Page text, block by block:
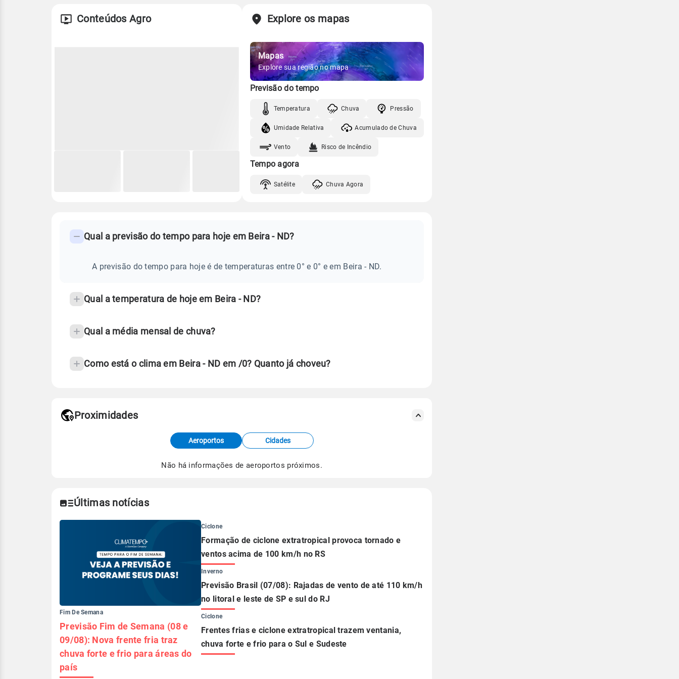
Conteúdos Agro Explore os mapas
Mapas
Explore sua região no mapa
Previsão do tempo
Temperatura Chuva Pressão
Umidade Relativa Acumulado de Chuva
Vento Risco de Incêndio
Tempo agora
Satélite Chuva Agora
PREVISÃO
frequentes
chuva
Qual a previsão do tempo para hoje em Beira - ND?
A previsão do tempo para hoje é de temperaturas entre 0° e 0° e em Beira - ND.
Qual a temperatura de hoje em Beira - ND?
Qual a média mensal de chuva?
Como está o clima em Beira - ND em /0? Quanto já choveu?
de Tempo e Estudos Climáticos (CPTEC).
Proximidades
Aeroportos Cidades
Não há informações de aeroportos próximos.
Últimas notícias
Fim De Semana
Previsão Fim de Semana (08 e
09/08): Nova frente fria traz
chuva forte e frio para áreas do
país
Ciclone
Formação de ciclone extratropical provoca tornado e
ventos acima de 100 km/h no RS
Inverno
Previsão Brasil (07/08): Rajadas de vento de até 110 km/h
no litoral e leste de SP e sul do RJ
Ciclone
Frentes frias e ciclone extratropical trazem ventania,
chuva forte e frio para o Sul e Sudeste